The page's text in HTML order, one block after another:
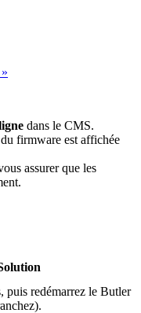
dans le CMS.
firmware est affichée
assurer que les
puis redémarrez le Butler